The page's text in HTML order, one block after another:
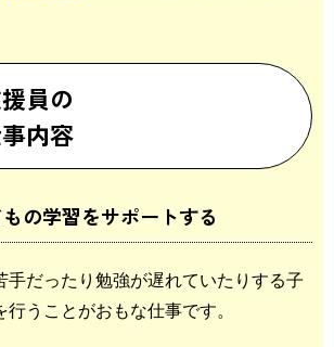
員の
内容
の学習をサポートする
手だったり勉強が遅れていたりする子
うことがおもな仕事です。